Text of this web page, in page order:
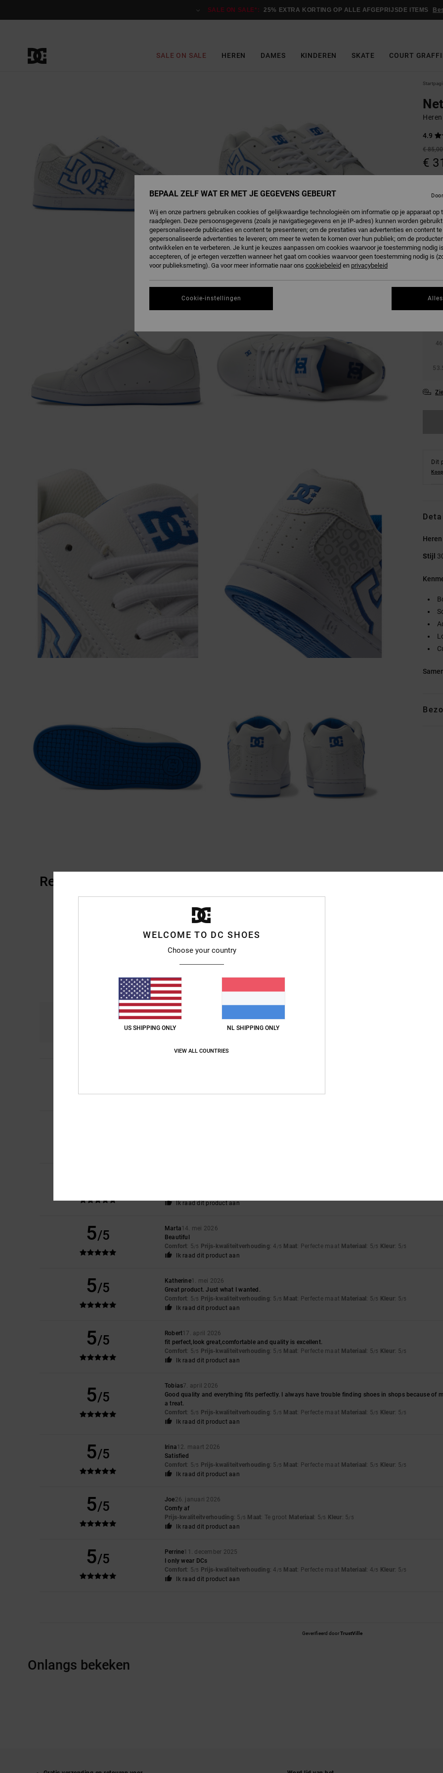
SALE ON SALE*: 25% EXTRA KORTING OP ALLE AFGEPRIJSDE ITEMS
SALE ON SALE HEREN DAMES KINDEREN SKATE COURT
Net
4.9
€ 85,00
€
Kleur
46
Dit
Stijl
Reviews van klanten
gebaseerd op34 geverifieerde beoordelingen
Comfort
Comfort: 5/5 Prijs-kwaliteitverhouding: 4/5 Maat: Perfecte maat
Ik raad dit product aan
5/5 Marta14. mei 2026
Beautiful
Comfort: 5/5 Prijs-kwaliteitverhouding: 4 /5 Maat: Perfecte maat Materiaal : 5/5 Kleur: 5/5
Ik raad dit product aan
5/5 Katherine1. mei 2026
Great product. Just what I wanted.
Comfort: 5/5 Prijs-kwaliteitverhouding: 5 /5 Maat: Perfecte maat Materiaal : 5/5 Kleur: 5/5
Ik raad dit product aan
5/5 Robert17. april 2026
fit perfect,look great,comfortable and quality is excellent.
Comfort: 5/5 Prijs-kwaliteitverhouding: 5 /5 Maat: Perfecte maat Materiaal : 5/5 Kleur: 5/5
Ik raad dit product aan
5/5
Tobias7. april 2026
Good quality and everything fits perfectly. I always have trouble finding shoes in shops because of
a treat.
Comfort: 5/5 Prijs-kwaliteitverhouding: 5 /5 Maat: Perfecte maat Materiaal : 5/5 Kleur: 5/5
Ik raad dit product aan
5/5 Irina12. maart 2026
Satisfied
Comfort: 5/5 Prijs-kwaliteitverhouding: 5 /5 Maat: Perfecte maat Materiaal : 5/5 Kleur: 5/5
Ik raad dit product aan
5/5 Joe26. januari 2026
Comfy af
Prijs-kwaliteitverhouding: 5 /5 Maat: Te groot Materiaal : 5/5 Kleur: 5/5
Ik raad dit product aan
5/5 Perrine11. december 2025
I only wear DCs
Comfort: 5/5 Prijs-kwaliteitverhouding: 4 /5 Maat: Perfecte maat Materiaal : 4/5 Kleur: 5/5
Ik raad dit product aan
Geverifieerd doorTrustVille
Onlangs bekeken
WELCOME TO DC SHOES
Choose your country
US SHIPPING ONLY NL SHIPPING ONLY
VIEW ALL COUNTRIES
BEPAAL ZELF WAT ER MET JE GEGEVENS GEBEURT
Wij en onze partners gebruiken cookies of gelijkwaardige technologieën om informatie op je apparaat op
raadplegen. Deze persoonsgegevens (zoals je navigatiegegevens en je IP-adres) kunnen worden
gepersonaliseerde publicaties en content te presenteren; om de prestaties van advertenties en content
gepersonaliseerde advertenties te leveren; om meer te weten te komen over hun publiek; om de
ontwikkelen en te verbeteren. Je kunt je keuzes aanpassen om cookies waarvoor je toestemming nodig
accepteren, of je ertegen verzetten wanneer het gaat om cookies waarvoor geen toestemming nodig is
voor publieksmeting). Ga voor meer informatie naar ons cookiebeleid en privacybeleid
Cookie-instellingen